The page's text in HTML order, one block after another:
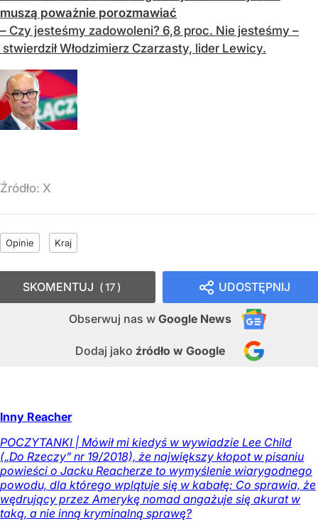
muszą poważnie porozmawiać
– Czy jesteśmy zadowoleni? 6,8 proc. Nie jesteśmy –
stwierdził Włodzimierz Czarzasty, lider Lewicy.
Źródło: X
Opinie Kraj
UDOSTĘPNIJ
Obserwuj nas w Google News
Dodaj jako źródło w Google
SKOMENTUJ 17
Inny Reacher
POCZYTANKI | Mówił mi kiedyś w wywiadzie Lee Child
(„Do Rzeczy” nr 19/2018), że największy kłopot w pisaniu
powieści o Jacku Reacherze to wymyślenie wiarygodnego
powodu, dla którego wplątuje się w kabałę: Co sprawia, że
wędrujący przez Amerykę nomad angażuje się akurat w
taką, a nie inną kryminalną sprawę?